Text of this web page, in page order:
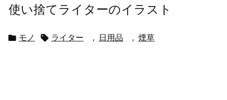
使い捨てライターのイラスト
 モノ  ライター , 日用品 , 煙草